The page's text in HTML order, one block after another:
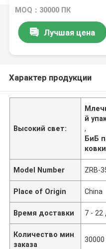
молока
MOQ：30000 ПК
Лучшая цена
Характер продукции
Высокий свет:
й
,
БиБ
ковки
Model Number ZRB-
Place of Origin China
Время доставки 7 - 22
Количество мин
заказа